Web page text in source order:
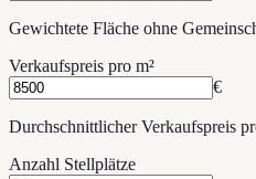
Gewichtete Fläche ohne
Verkaufspreis pro m²
€
Durchschnittlicher Verkaufspreis
Anzahl Stellplätze